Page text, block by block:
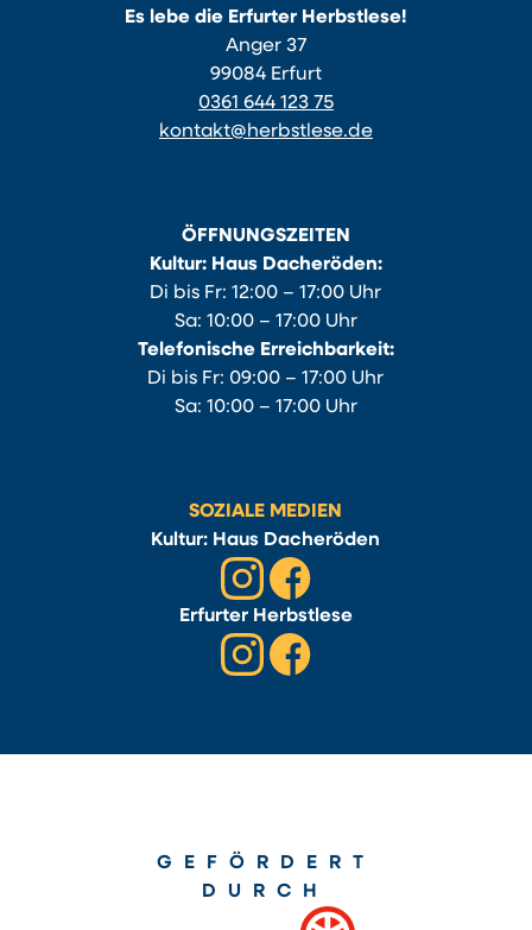
Es lebe die Erfurter Herbstlese!
Anger 37
99084 Erfurt
0361 644 123 75
kontakt@herbstlese.de
ÖFFNUNGSZEITEN
Kultur: Haus Dacheröden:
Di bis Fr: 12:00 – 17:00 Uhr
Sa: 10:00 – 17:00 Uhr
Telefonische Erreichbarkeit:
Di bis Fr: 09:00 – 17:00 Uhr
Sa: 10:00 – 17:00 Uhr
SOZIALE MEDIEN
Kultur: Haus Dacheröden
Erfurter Herbstlese
GEFÖRDERT
DURCH